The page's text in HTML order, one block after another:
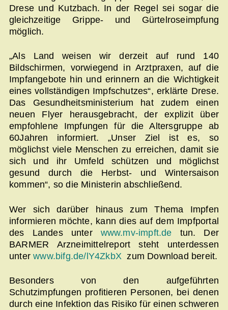
Drese und Kutzbach. In der Regel sei sogar die
gleichzeitige Grippe- und Gürtelroseimpfung
möglich.
„Als Land weisen wir derzeit auf rund 140
Bildschirmen, vorwiegend in Arztpraxen, auf die
Impfangebote hin und erinnern an die Wichtigkeit
eines vollständigen Impfschutzes“, erklärte Drese.
Das Gesundheitsministerium hat zudem einen
neuen Flyer herausgebracht, der explizit über
empfohlene Impfungen für die Altersgruppe ab
60Jahren informiert. „Unser Ziel ist es, so
möglichst viele Menschen zu erreichen, damit sie
sich und ihr Umfeld schützen und möglichst
gesund durch die Herbst- und Wintersaison
kommen“, so die Ministerin abschließend.
Wer sich darüber hinaus zum Thema Impfen
informieren möchte, kann dies auf dem Impfportal
des Landes unter www.mv-impft.de tun. Der
BARMER Arzneimittelreport steht unterdessen
unterwww.bifg.de/lY4ZkbX zum Download bereit.
Besonders von den aufgeführten
Schutzimpfungen profitieren Personen, bei denen
durch eine Infektion das Risiko für einen schweren